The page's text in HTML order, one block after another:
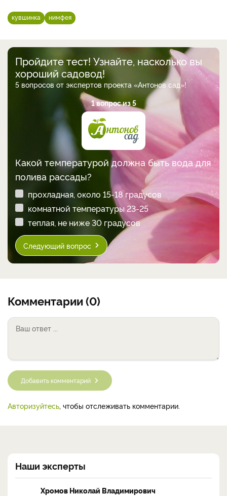
кувшинка нимфея
Пройдите тест! Узнайте, насколько вы
хороший садовод!
5 вопросов от экспертов проекта «Антонов сад»!
1 вопрос из 5
Какой температурой должна быть вода для
полива рассады?
прохладная, около 15-18 градусов
комнатной температуры 23-25
теплая, не ниже 30 градусов
Следующий вопрос
Комментарии (0)
Добавить комментарий
Авторизуйтесь, чтобы отслеживать комментарии.
Наши эксперты
Хромов Николай Владимирович